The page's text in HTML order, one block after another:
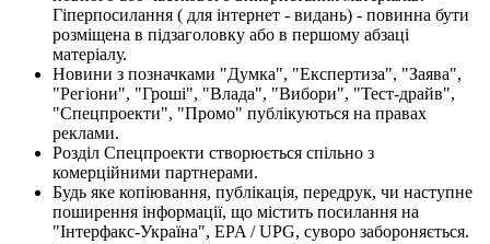
Гіперпосилання ( для інтернет - видань) - повинна бути
розміщена в підзаголовку або в першому абзаці
матеріалу.
Новини з позначками "Думка", "Експертиза", "Заява",
"Регіони", "Гроші", "Влада", "Вибори", "Тест-драйв",
"Спецпроекти", "Промо" публікуються на правах
реклами.
Розділ Спецпроекти створюється спільно з
комерційними партнерами.
Будь яке копіювання, публікація, передрук, чи наступне
поширення інформації, що містить посилання на
"Інтерфакс-Україна", EPA / UPG, суворо забороняється.